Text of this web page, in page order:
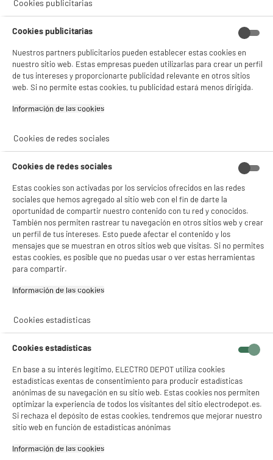
Cookies publicitarias
Cookies publicitarias
Nuestros partners publicitarios pueden establecer estas cookies en
nuestro sitio web. Estas empresas pueden utilizarlas para crear un perfil
de tus intereses y proporcionarte publicidad relevante en otros sitios
web. Si no permite estas cookies, tu publicidad estará menos dirigida.
Información de las cookies‎
Cookies de redes sociales
Cookies de redes sociales
Estas cookies son activadas por los servicios ofrecidos en las redes
sociales que hemos agregado al sitio web con el fin de darte la
oportunidad de compartir nuestro contenido con tu red y conocidos.
También nos permiten rastrear tu navegación en otros sitios web y crear
un perfil de tus intereses. Esto puede afectar el contenido y los
mensajes que se muestran en otros sitios web que visitas. Si no permites
estas cookies, es posible que no puedas usar o ver estas herramientas
para compartir.
Información de las cookies‎
Cookies estadísticas
Cookies estadísticas
En base a su interés legítimo, ELECTRO DEPOT utiliza cookies
estadísticas exentas de consentimiento para producir estadísticas
anónimas de su navegación en su sitio web. Estas cookies nos permiten
optimizar la experiencia de todos los visitantes del sitio electrodepot.es.
Si rechaza el depósito de estas cookies, tendremos que mejorar nuestro
sitio web en función de estadísticas anónimas
Información de las cookies‎